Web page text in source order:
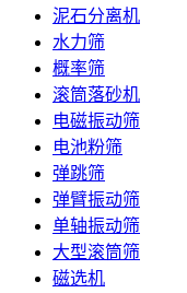
泥石分离机
水力筛
概率筛
滚筒落砂机
电磁振动筛
电池粉筛
弹跳筛
弹臂振动筛
单轴振动筛
大型滚筒筛
磁选机